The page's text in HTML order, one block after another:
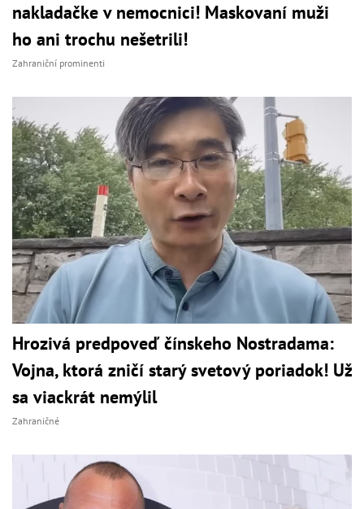
nakladačke v nemocnici! Maskovaní muži
ho ani trochu nešetrili!
Zahraniční prominenti
Hrozivá predpoveď čínskeho Nostradama:
Vojna, ktorá zničí starý svetový poriadok! Už
sa viackrát nemýlil
Zahraničné